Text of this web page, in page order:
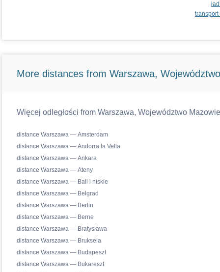
More distances from Warszawa,
Więcej odległości from Warszawa, Województwo
distance Warszawa — Amsterdam
distance Warszawa — Andorra la Vella
distance Warszawa — Ankara
distance Warszawa — Ateny
distance Warszawa — Ball i niskie
distance Warszawa — Belgrad
distance Warszawa — Berlin
distance Warszawa — Berne
distance Warszawa — Bratysława
distance Warszawa — Bruksela
distance Warszawa — Budapeszt
distance Warszawa — Bukareszt